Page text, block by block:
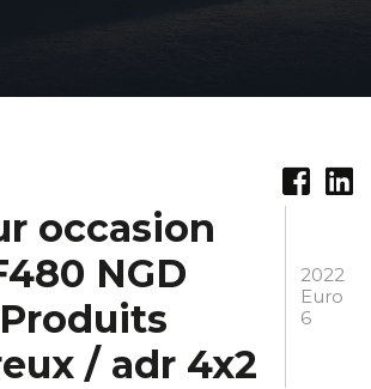
occasion
NGD
/ adr 4x2
2022
Euro
6